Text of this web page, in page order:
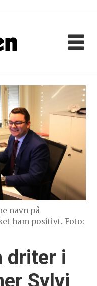
navn på
ham positivt. Foto:
driter i
Sylvi